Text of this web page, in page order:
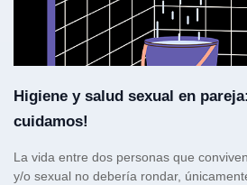
Higiene y salud sexual en
cuidamos!
La vida entre dos personas que
y/o sexual no debería rondar,